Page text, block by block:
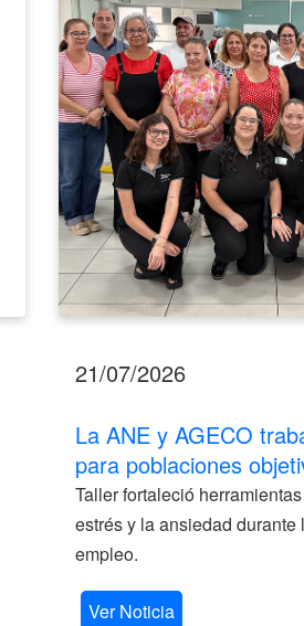
en
conjunto
para
poblaciones
objetivo.
21/07/2026
La ANE y AGECO
para poblaciones
Taller fortaleció
estrés y la ansiedad durante
empleo.
Ver Noticia